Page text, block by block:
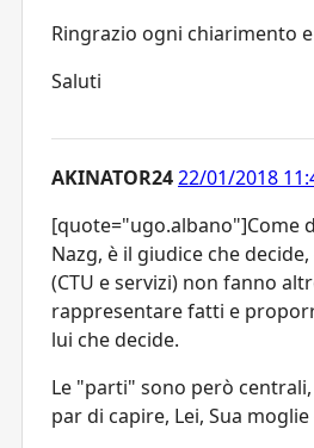
Ringrazio ogni chiarimento
Saluti
AKINATOR2422/01/2018
[quote="ugo.albano"]Come
Nazg, è il giudice che
(CTU e servizi) non fanno
rappresentare fatti e
lui che decide.
Le "parti" sono però
par di capire, Lei, Sua